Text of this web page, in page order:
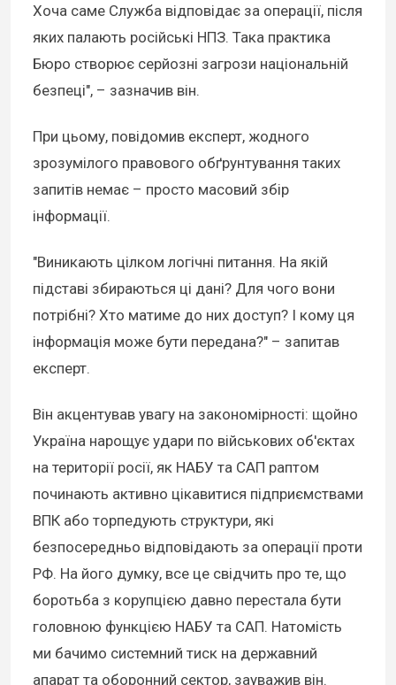
Хоча саме Служба відповідає за операції, після
яких палають російські НПЗ. Така практика
Бюро створює серйозні загрози національній
безпеці", – зазначив він.
При цьому, повідомив експерт, жодного
зрозумілого правового обґрунтування таких
запитів немає – просто масовий збір
інформації.
"Виникають цілком логічні питання. На якій
підставі збираються ці дані? Для чого вони
потрібні? Хто матиме до них доступ? І кому ця
інформація може бути передана?" – запитав
експерт.
Він акцентував увагу на закономірності: щойно
Україна нарощує удари по військових об'єктах
на території росії, як НАБУ та САП раптом
починають активно цікавитися підприємствами
ВПК або торпедують структури, які
безпосередньо відповідають за операції проти
РФ. На його думку, все це свідчить про те, що
боротьба з корупцією давно перестала бути
головною функцією НАБУ та САП. Натомість
ми бачимо системний тиск на державний
апарат та оборонний сектор, зауважив він.